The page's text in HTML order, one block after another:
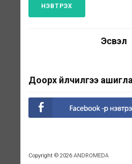
Эсвэл
Доорх үйлчилгээ
Copyright © 2026 ANDROMEDA